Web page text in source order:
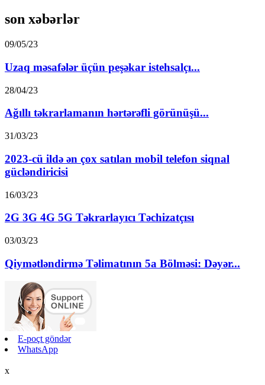
son xəbərlər
09/05/23
Uzaq məsafələr üçün peşəkar istehsalçı...
28/04/23
Ağıllı təkrarlamanın hərtərəfli görünüşü...
31/03/23
2023-cü ildə ən çox satılan mobil telefon siqnal
gücləndiricisi
16/03/23
2G 3G 4G 5G Təkrarlayıcı Təchizatçısı
03/03/23
Qiymətləndirmə Təlimatının 5a Bölməsi: Dəyər...
E-poçt göndər
WhatsApp
x